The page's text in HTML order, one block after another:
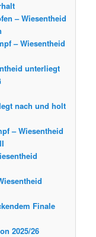
– Wiesentheid
– Wiesentheid
unterliegt
nach und holt
– Wiesentheid
Finale
2025/26